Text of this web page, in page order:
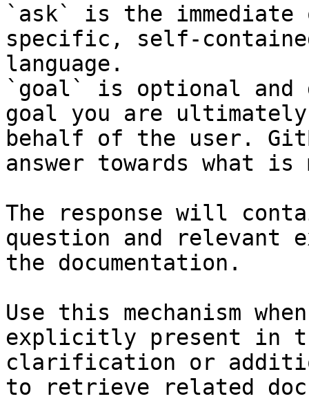
`ask` is the
specific, self-
language.
`goal` is optional and
goal you are
behalf of the user.
answer towards what
The response will
question and relevant
the documentation.
Use this mechanism
explicitly present in
clarification or